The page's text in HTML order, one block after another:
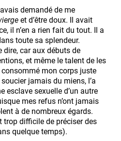
demandé de me
et d’être doux. Il avait
il n’en a rien fait du tout. Il a
toute sa splendeur.
dire, car aux débuts de
et même le talent de les
consommé mon corps juste
jamais du miens, l’a
esclave sexuelle d’un autre
mes refus n’ont jamais
à de nombreux égards.
trop difficile de préciser des
quelque temps).